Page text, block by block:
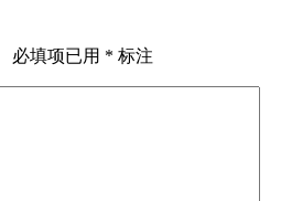
必填项已用 * 标注